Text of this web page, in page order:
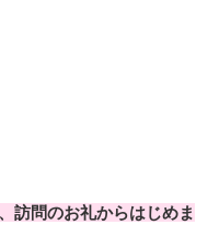
訪問のお礼からはじめま